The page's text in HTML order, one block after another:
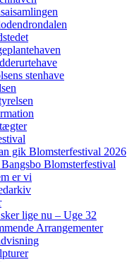
stenhave
gik Blomsterfestival 2026
Blomsterfestival
er vi
lige nu – Uge 32
Arrangementer